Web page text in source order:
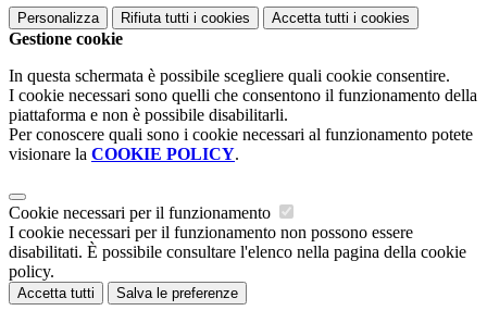
Personalizza Rifiuta tutti i cookies Accetta tutti i cookies
Gestione cookie
In questa schermata è possibile scegliere quali cookie consentire.
I cookie necessari sono quelli che consentono il funzionamento della
piattaforma e non è possibile disabilitarli.
Per conoscere quali sono i cookie necessari al funzionamento potete
visionare la COOKIE POLICY.
Cookie necessari per il funzionamento
I cookie necessari per il funzionamento non possono essere
disabilitati. È possibile consultare l'elenco nella pagina della cookie
policy.
Accetta tutti Salva le preferenze